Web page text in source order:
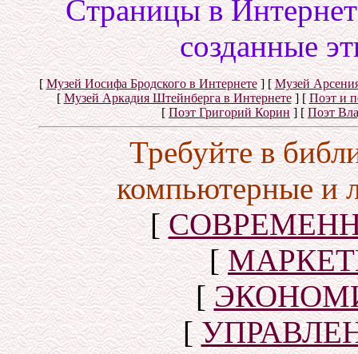
Cтраницы в
созданные
[Музей Иосифа Бродского в Интернете] [Музей
[ Музей Аркадия Штейнберга в Интернете] [Поэт и
[Поэт Григорий Корин] [Поэт
Требуйте в
компьютерные и
[
[
[
[